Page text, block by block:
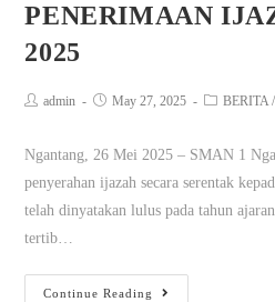
PENERIMAAN
2025
admin May 27, 2025 BERITA /
Ngantang, 26 Mei 2025 – SMAN 1
penyerahan ijazah secara serentak
telah dinyatakan lulus pada tahun
tertib…
Continue Reading